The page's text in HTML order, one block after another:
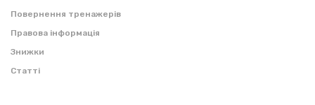
Повернення тренажерів
Правова інформація
Знижки
Статті